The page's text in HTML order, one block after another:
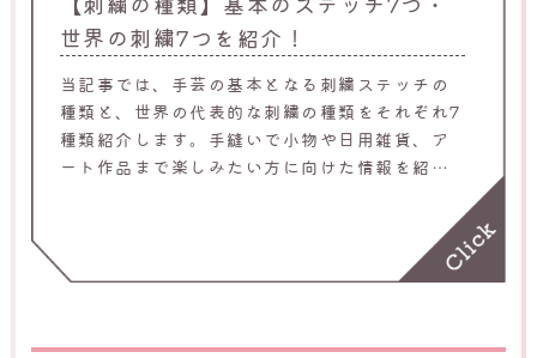
世界の刺繍7つを紹介！
当記事では、手芸の基本となる刺繍ステッチの
種類と、世界の代表的な刺繍の種類をそれぞれ7
種類紹介します。手縫いで小物や日用雑貨、ア
ート作品まで楽しみたい方に向けた情報を紹介